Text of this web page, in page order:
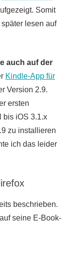
Somit
lesen auf
auch auf der
Kindle-App für
Version 2.9.
ersten
bis iOS 3.1.x
zu installieren
ich das leider
beschrieben.
seine E-Book-